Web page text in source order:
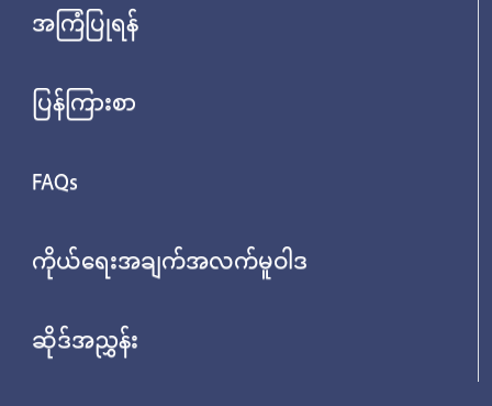
အကြံပြုရန်
ပြန်ကြားစာ
FAQs
ကိုယ်ရေးအချက်အလက်မူဝါဒ
ဆိုဒ်အညွှန်း